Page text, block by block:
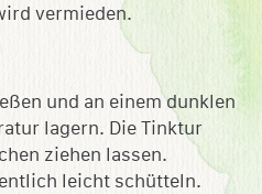
vermieden.
und an einem dunklen
lagern. Die Tinktur
ziehen lassen.
leicht schütteln.